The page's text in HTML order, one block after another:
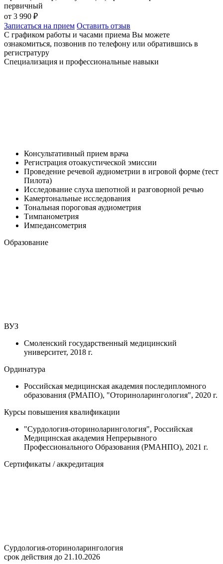
первичный
от 3 990 ₽
Записаться на прием Оставить отзыв
С графиком работы и часами приема Вы можете
ознакомиться, позвонив по телефону или обратившись в
регистратуру
Специализация и профессиональные навыки
Консультативный прием врача
Регистрация отоакустической эмиссии
Проведение речевой аудиометрии в игровой форме (тест
Пилота)
Исследование слуха шепотной и разговорной речью
Камертональные исследования
Тональная пороговая аудиометрия
Тимпанометрия
Импедансометрия
Образование
ВУЗ
Смоленский государственный медицинский
университет, 2018 г.
Ординатура
Российская медицинская академия последипломного
образования (РМАПО), "Оториноларингология", 2020 г.
Курсы повышения квалификации
"Сурдология-оториноларингология", Российская
Медицинская академия Непрерывного
Профессионального Образования (РМАНПО), 2021 г.
Сертификаты / аккредитация
Сурдология-оториноларингология
срок действия до 21.10.2026